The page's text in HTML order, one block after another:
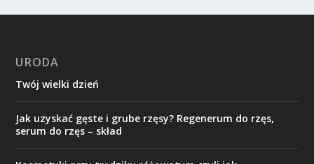
URODA
Twój wielki dzień
Jak uzyskać gęste i grube rzęsy? Regenerum do rzęs,
serum do rzęs – skład